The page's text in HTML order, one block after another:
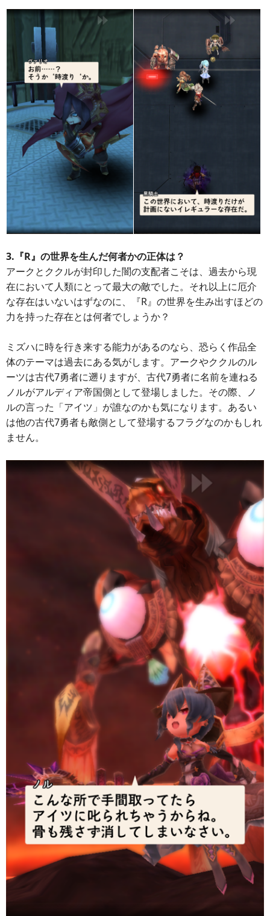
3.『R』の世界を生んだ何者かの正体は？
アークとククルが封印した闇の支配者こそは、過去から現
在において人類にとって最大の敵でした。それ以上に厄介
な存在はいないはずなのに、『R』の世界を生み出すほどの
力を持った存在とは何者でしょうか？
ミズハに時を行き来する能力があるのなら、恐らく作品全
体のテーマは過去にある気がします。アークやククルのル
ーツは古代7勇者に遡りますが、古代7勇者に名前を連ねる
ノルがアルディア帝国側として登場しました。その際、ノ
ルの言った「アイツ」が誰なのかも気になります。あるい
は他の古代7勇者も敵側として登場するフラグなのかもしれ
ません。